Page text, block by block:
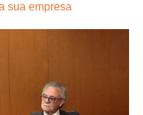
sua empresa